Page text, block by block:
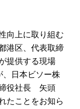
向上に取り組む
港区、代表取締
提供する現場
、日本ビソー株
役社長 矢頭
たことをお知ら